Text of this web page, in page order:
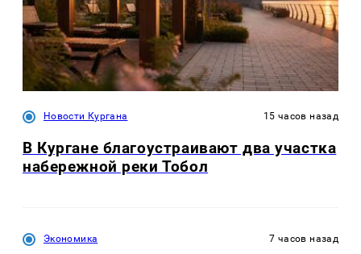
Новости Кургана 15 часов назад
В Кургане благоустраивают два участка
набережной реки Тобол
Экономика 7 часов назад